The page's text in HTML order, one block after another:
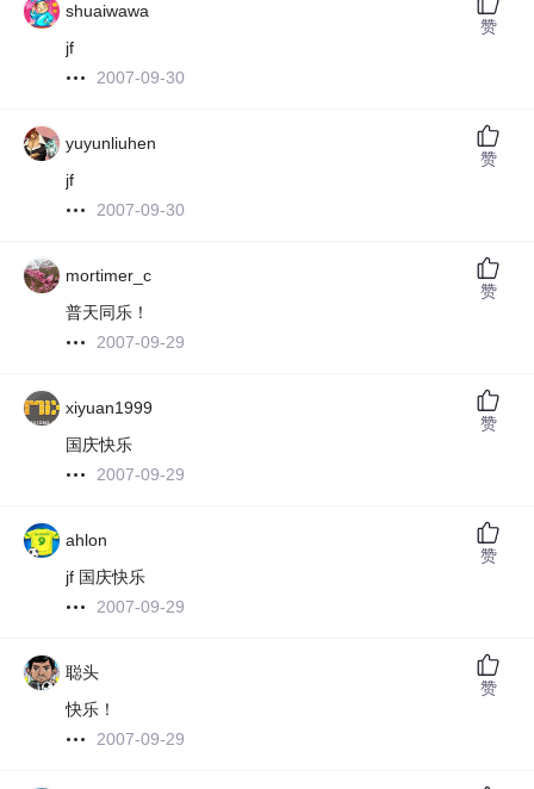
shuaiwawa
jf
2007-09-30
赞
yuyunliuhen
jf
2007-09-30
赞
mortimer_c
普天同乐！
2007-09-29
赞
xiyuan1999
国庆快乐
2007-09-29
赞
ahlon
jf 国庆快乐
2007-09-29
赞
聪头
快乐！
2007-09-29
赞